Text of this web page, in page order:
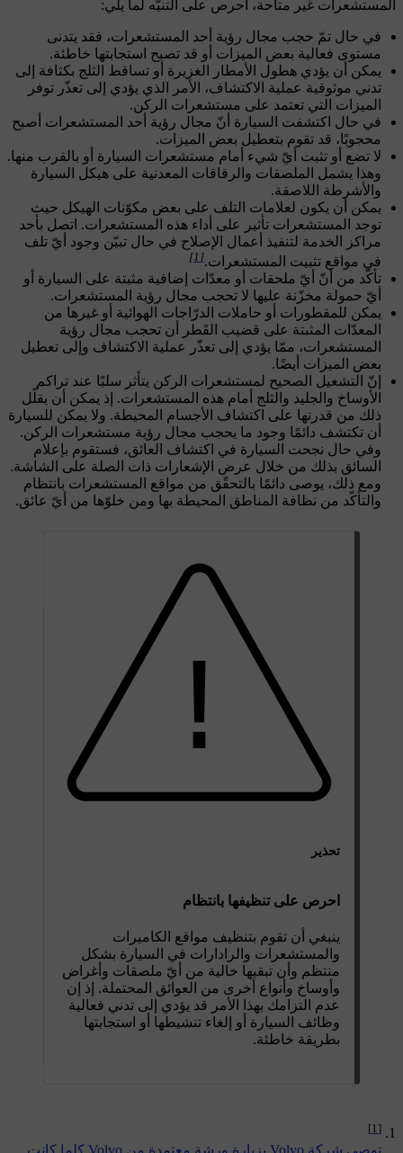
المستشعرات غير متاحة، احرص على التنبّه لما يلي:
في حال تمّ حجب مجال رؤية أحد المستشعرات، فقد يتدنى
مستوى فعالية بعض الميزات أو قد تصبح استجابتها خاطئة.
يمكن أن يؤدي هطول الأمطار الغزيرة أو تساقط الثلج بكثافة إلى
تدني موثوقية عملية الاكتشاف، الأمر الذي يؤدي إلى تعذّر توفر
الميزات التي تعتمد على مستشعرات الركن.
في حال اكتشفت السيارة أنّ مجال رؤية أحد المستشعرات أصبح
محجوبًا، قد تقوم بتعطيل بعض الميزات.
لا تضع أو تثبت أيّ شيء أمام مستشعرات السيارة أو بالقرب منها.
وهذا يشمل الملصقات والرقاقات المعدنية على هيكل السيارة
والأشرطة اللاصقة.
يمكن أن يكون لعلامات التلف على بعض مكوّنات الهيكل حيث
توجد المستشعرات تأثير على أداء هذه المستشعرات. اتصل بأحد
مراكز الخدمة لتنفيذ أعمال الإصلاح في حال تبيّن وجود أيّ تلف
في مواقع تثبيت المستشعرات.[1]
تأكّد من أنّ أيّ ملحقات أو معدّات إضافية مثبتة على السيارة أو
أيّ حمولة مخزّنة عليها لا تحجب مجال رؤية المستشعرات.
يمكن للمقطورات أو حاملات الدرّاجات الهوائية أو غيرها من
المعدّات المثبتة على قضيب القَطر أن تحجب مجال رؤية
المستشعرات، ممّا يؤدي إلى تعذّر عملية الاكتشاف وإلى تعطيل
بعض الميزات أيضًا.
إنّ التشغيل الصحيح لمستشعرات الركن يتأثر سلبًا عند تراكم
الأوساخ والجليد والثلج أمام هذه المستشعرات. إذ يمكن أن يقلّل
ذلك من قدرتها على اكتشاف الأجسام المحيطة. ولا يمكن للسيارة
أن تكتشف دائمًا وجود ما يحجب مجال رؤية مستشعرات الركن.
وفي حال نجحت السيارة في اكتشاف العائق، فستقوم بإعلام
السائق بذلك من خلال عرض الإشعارات ذات الصلة على الشاشة.
ومع ذلك، يوصى دائمًا بالتحقّق من مواقع المستشعرات بانتظام
والتأكّد من نظافة المناطق المحيطة بها ومن خلوّها من أيّ عائق.
تحذير
احرص على تنظيفها بانتظام
ينبغي أن تقوم بتنظيف مواقع الكاميرات
والمستشعرات والرادارات في السيارة بشكل
منتظم وأن تبقيها خالية من أيّ ملصقات وأغراض
وأوساخ وأنواع أخرى من العوائق المحتملة. إذ إن
عدم التزامك بهذا الأمر قد يؤدي إلى تدني فعالية
وظائف السيارة أو إلغاء تنشيطها أو استجابتها
بطريقة خاطئة.
[1]
توصي شركة Volvo بزيارة ورشة معتمدة من Volvo كلما كانت